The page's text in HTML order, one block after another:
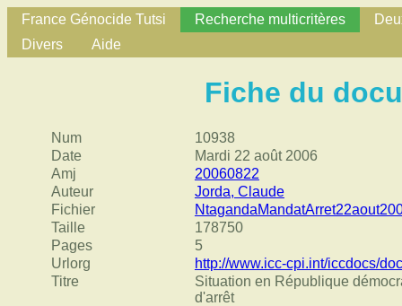
France Génocide Tutsi Recherche multicritères
Divers
Aide
Fiche du
Num
10938
Date
Mardi 22 août 2006
Amj
20060822
Auteur
Jorda, Claude
Fichier
Taille
178750
Pages
5
Urlorg
http://www.icc-cpi.int/iccdocs/
Titre
Situation en République
d'arrêt